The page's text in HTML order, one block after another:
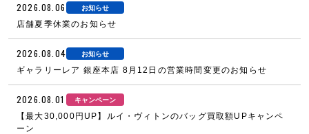
2026.08.06 お知らせ
店舗夏季休業のお知らせ
2026.08.04 お知らせ
ギャラリーレア 銀座本店 8月12日の営業時間変更のお知らせ
2026.08.01 キャンペーン
【最大30,000円UP】ルイ・ヴィトンのバッグ買取額UPキャンペ
ーン